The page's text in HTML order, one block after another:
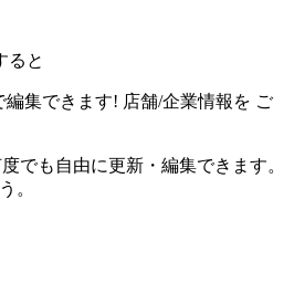
ると
編集できます! 店舗/企業情報を ご
でも自由に更新・編集できます。
。